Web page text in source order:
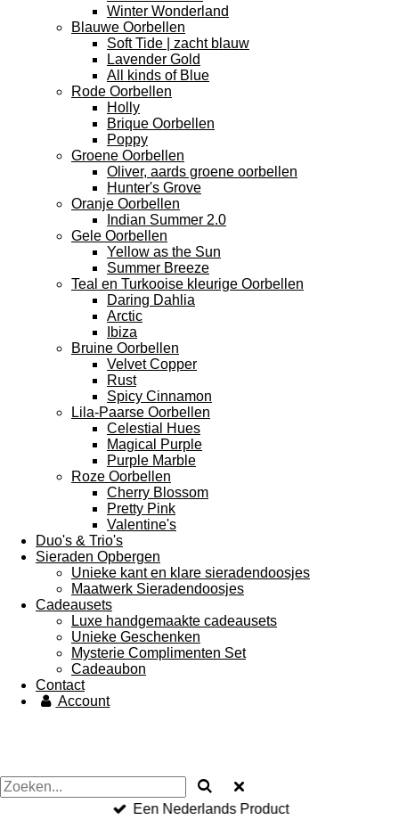
Winter Wonderland
Blauwe Oorbellen
Soft Tide | zacht blauw
Lavender Gold
All kinds of Blue
Rode Oorbellen
Holly
Brique Oorbellen
Poppy
Groene Oorbellen
Oliver, aards groene oorbellen
Hunter's Grove
Oranje Oorbellen
Indian Summer 2.0
Gele Oorbellen
Yellow as the Sun
Summer Breeze
Teal en Turkooise kleurige Oorbellen
Daring Dahlia
Arctic
Ibiza
Bruine Oorbellen
Velvet Copper
Rust
Spicy Cinnamon
Lila-Paarse Oorbellen
Celestial Hues
Magical Purple
Purple Marble
Roze Oorbellen
Cherry Blossom
Pretty Pink
Valentine's
Duo's & Trio's
Sieraden Opbergen
Unieke kant en klare sieradendoosjes
Maatwerk Sieradendoosjes
Cadeausets
Luxe handgemaakte cadeausets
Unieke Geschenken
Mysterie Complimenten Set
Cadeaubon
Contact
Account
Een Nederlands Product